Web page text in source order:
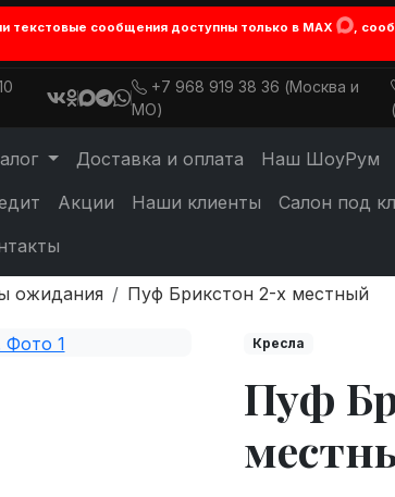
текстовые сообщения доступны только в MAX
,
+7 968 919 38 36 (Москва и
МО)
Доставка и оплата
Наш ШоуРум
Акции Наши клиенты
Салон под
ожидания Пуф Брикстон 2-х местный
Кресла
Пуф